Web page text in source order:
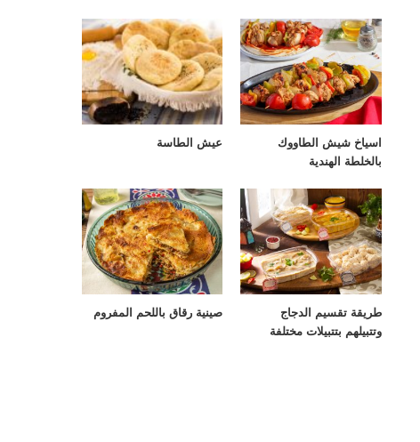
اسياخ شيش الطاووك
بالخلطة الهندية
عيش الطاسة
طريقة تقسيم الدجاج
وتتبيلهم بتتبيلات مختلفة
صينية رقاق باللحم المفروم